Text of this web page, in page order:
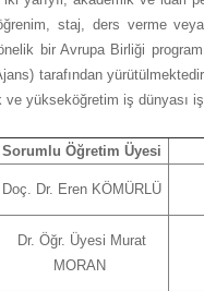
staj, ders verme
bir Avrupa Birliği
tarafından
yükseköğretim iş dünyası
Sorumlu Öğretim Üyesi
Doç. Dr. Eren KÖMÜRLÜ
Dr. Öğr. Üyesi Murat
MORAN